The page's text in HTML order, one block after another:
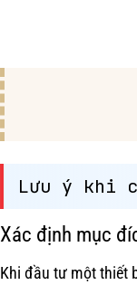
Lưu ý khi
Xác định mục
Khi đầu tư một thiết